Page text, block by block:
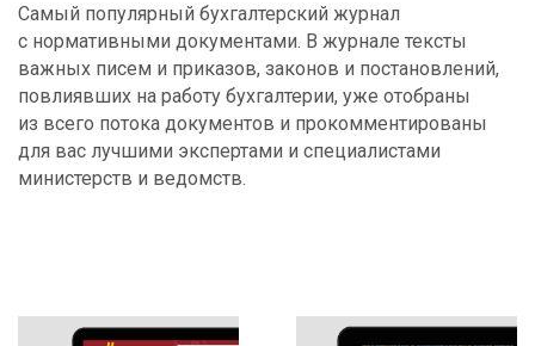
Самый популярный бухгалтерский журнал
с нормативными документами. В журнале тексты
важных писем и приказов, законов и постановлений,
повлиявших на работу бухгалтерии, уже отобраны
из всего потока документов и прокомментированы
для вас лучшими экспертами и специалистами
министерств и ведомств.